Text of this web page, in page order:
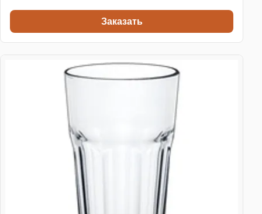
Заказать